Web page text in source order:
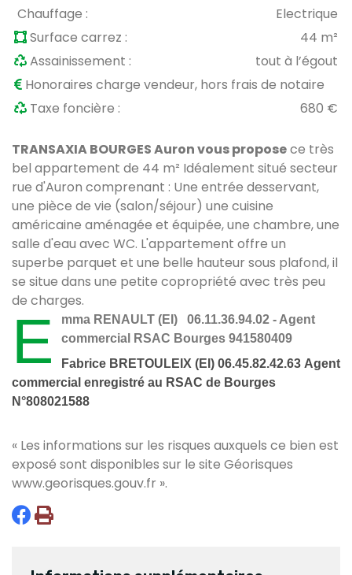
Chauffage :
Electrique
Surface carrez :
44 m²
Assainissement :
tout à l’égout
Honoraires charge vendeur, hors frais de notaire
Taxe foncière :
680 €
TRANSAXIA BOURGES Auron vous proposece très
bel appartement de 44 m² Idéalement situé secteur
rue d'Auron comprenant : Une entrée desservant,
une pièce de vie (salon/séjour) une cuisine
américaine aménagée et équipée, une chambre, une
salle d'eau avec WC. L'appartement offre un
superbe parquet et une belle hauteur sous plafond, il
se situe dans une petite copropriété avec très peu
de charges.
E
mma RENAULT (EI) 06.11.36.94.02 - Agent
commercial RSAC Bourges 941580409
Fabrice BRETOULEIX (EI) 06.45.82.42.63 Agent
commercial enregistré au RSAC de Bourges
N°808021588
« Les informations sur les risques auxquels ce bien est
exposé sont disponibles sur le site Géorisques
www.georisques.gouv.fr ».